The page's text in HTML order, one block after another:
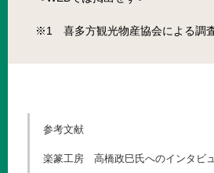
※1 喜多方観光物産協会による調
参考文献
楽篆工房 高橋政巳氏へのインタビ